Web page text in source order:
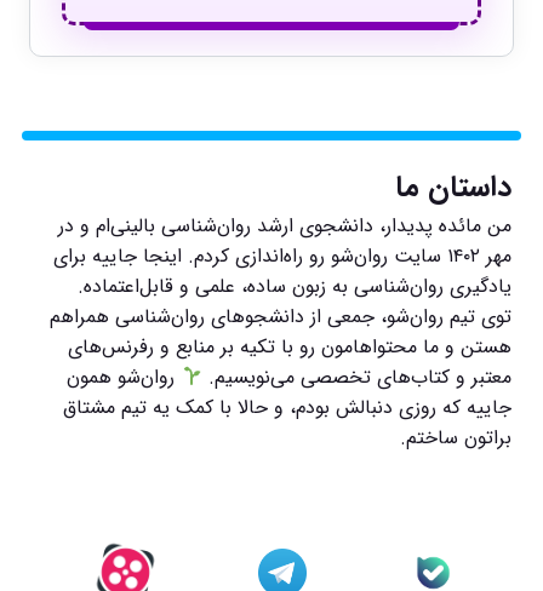
داستان ما
من مائده پدیدار، دانشجوی ارشد روان‌شناسی بالینی‌ام و در
مهر ۱۴۰۲ سایت روان‌شو رو راه‌اندازی کردم. اینجا جاییه برای
یادگیری روان‌شناسی به زبون ساده، علمی و قابل‌اعتماده.
توی تیم روان‌شو، جمعی از دانشجوهای روان‌شناسی همراهم
هستن و ما محتواهامون رو با تکیه بر منابع و رفرنس‌های
معتبر و کتاب‌های تخصصی می‌نویسیم.
روان‌شو همون
جاییه که روزی دنبالش بودم، و حالا با کمک یه تیم مشتاق
براتون ساختم.